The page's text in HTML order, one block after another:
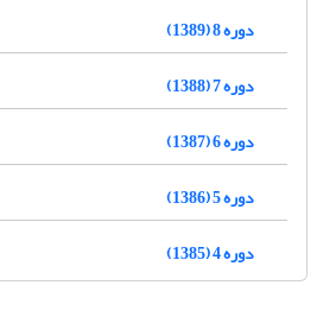
دوره 8 (1389)
دوره 7 (1388)
دوره 6 (1387)
دوره 5 (1386)
دوره 4 (1385)